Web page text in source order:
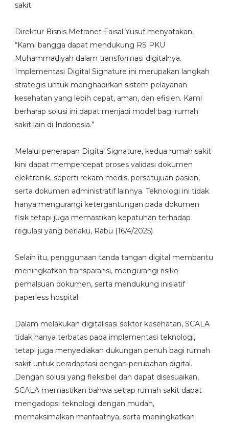
sakit.
Direktur Bisnis Metranet Faisal Yusuf menyatakan,
“Kami bangga dapat mendukung RS PKU
Muhammadiyah dalam transformasi digitalnya.
Implementasi Digital Signature ini merupakan langkah
strategis untuk menghadirkan sistem pelayanan
kesehatan yang lebih cepat, aman, dan efisien. Kami
berharap solusi ini dapat menjadi model bagi rumah
sakit lain di Indonesia.”
Melalui penerapan Digital Signature, kedua rumah sakit
kini dapat mempercepat proses validasi dokumen
elektronik, seperti rekam medis, persetujuan pasien,
serta dokumen administratif lainnya. Teknologi ini tidak
hanya mengurangi ketergantungan pada dokumen
fisik tetapi juga memastikan kepatuhan terhadap
regulasi yang berlaku, Rabu (16/4/2025)
Selain itu, penggunaan tanda tangan digital membantu
meningkatkan transparansi, mengurangi risiko
pemalsuan dokumen, serta mendukung inisiatif
paperless hospital.
Dalam melakukan digitalisasi sektor kesehatan, SCALA
tidak hanya terbatas pada implementasi teknologi,
tetapi juga menyediakan dukungan penuh bagi rumah
sakit untuk beradaptasi dengan perubahan digital.
Dengan solusi yang fleksibel dan dapat disesuaikan,
SCALA memastikan bahwa setiap rumah sakit dapat
mengadopsi teknologi dengan mudah,
memaksimalkan manfaatnya, serta meningkatkan